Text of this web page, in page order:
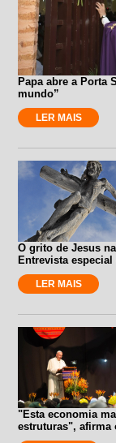
Papa abre a Porta
mundo”
LER MAIS
O grito de Jesus
Entrevista
LER MAIS
"Esta economia
estruturas", afirma